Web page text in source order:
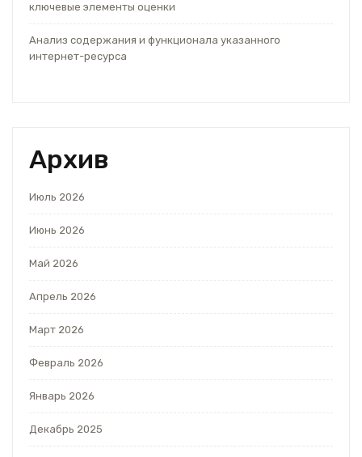
ключевые элементы оценки
Анализ содержания и функционала указанного
интернет-ресурса
Архив
Июль 2026
Июнь 2026
Май 2026
Апрель 2026
Март 2026
Февраль 2026
Январь 2026
Декабрь 2025